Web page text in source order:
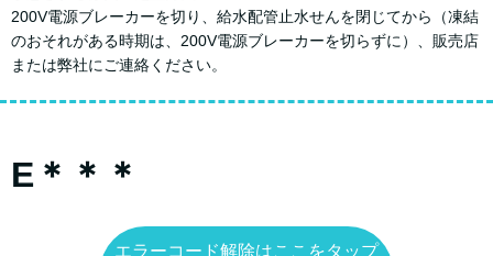
200V電源ブレーカーを切り、給水配管止水せんを閉じてから（凍結
のおそれがある時期は、200V電源ブレーカーを切らずに）、販売店
または弊社にご連絡ください。
E＊＊＊
エラーコード解除はここをタップ